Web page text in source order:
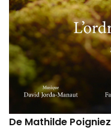
De Mathilde Poigniez